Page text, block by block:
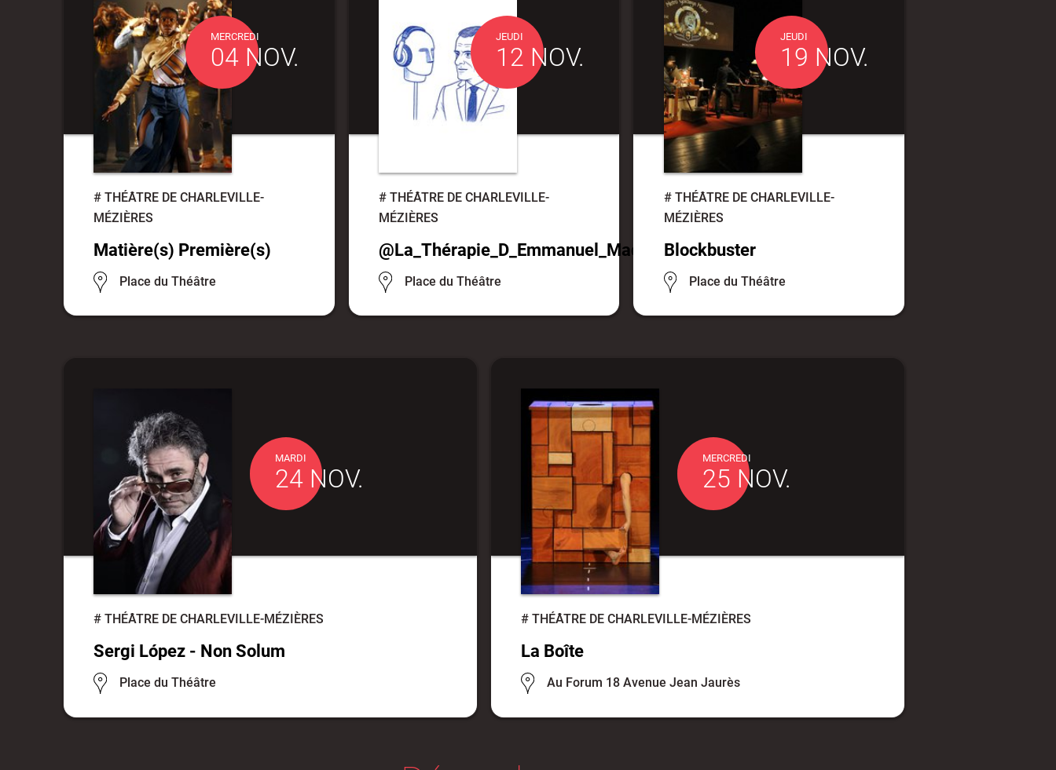
MERCREDI
04 NOV.
#THÉÂTRE DE CHARLEVILLE-
MÉZIÈRES
Matière(s) Première(s)
Place du Théâtre
JEUDI
12 NOV.
#THÉÂTRE DE CHARLEVILLE-
MÉZIÈRES
@La_Thérapie_D_Emmanuel_Macron
Place du Théâtre
JEUDI
19 NOV.
# THÉÂTRE DE CHARLEVILLE-
MÉZIÈRES
Blockbuster
Place du Théâtre
MARDI
24 NOV.
#THÉÂTRE DE CHARLEVILLE-MÉZIÈRES
Sergi López - Non Solum
Place du Théâtre
MERCREDI
25 NOV.
#THÉÂTRE DE CHARLEVILLE-MÉZIÈRES
La Boîte
Au Forum 18 Avenue Jean Jaurès